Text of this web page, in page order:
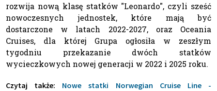
rozwija nową klasę statków "Leonardo", czyli sześć
nowoczesnych jednostek, które mają być
dostarczone w latach 2022-2027, oraz Oceania
Cruises, dla której Grupa ogłosiła w zeszłym
tygodniu przekazanie dwóch statków
wycieczkowych nowej generacji w 2022 i 2025 roku.
Czytaj także: Nowe statki Norwegian Cruise Line -